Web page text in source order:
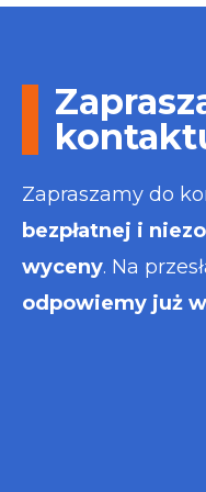
Zapraszamy do
bezpłatnej i
wyceny. Na
odpowiemy już